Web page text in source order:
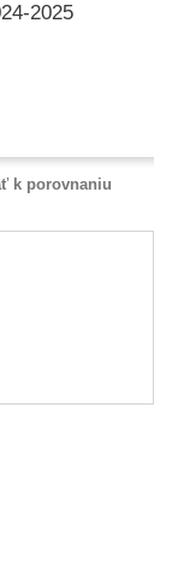
2025
k porovnaniu